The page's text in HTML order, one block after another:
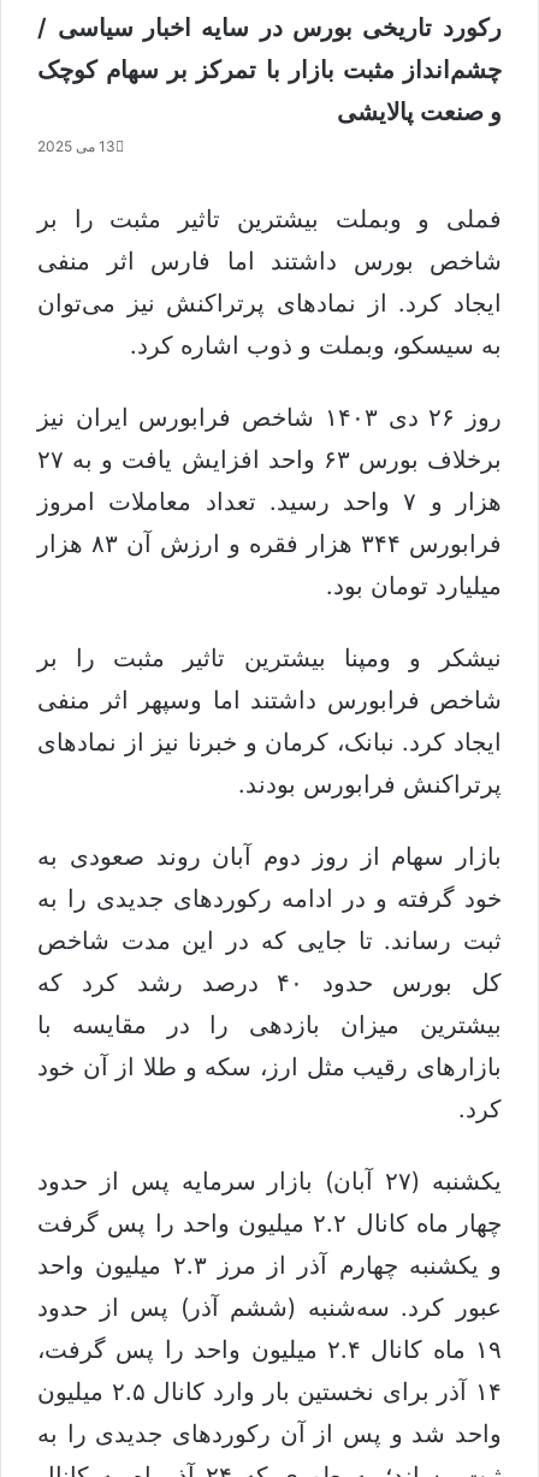
رکورد تاریخی بورس در سایه اخبار سیاسی /
چشم‌انداز مثبت بازار با تمرکز بر سهام کوچک
و صنعت پالایشی
13 می 2025
فملی و وبملت بیشترین تاثیر مثبت را بر
شاخص بورس داشتند اما فارس اثر منفی
ایجاد کرد. از نمادهای پرتراکنش نیز می‌توان
به سیسکو، وبملت و ذوب اشاره کرد.
روز ۲۶ دی ۱۴۰۳ شاخص فرابورس ایران نیز
برخلاف بورس ۶۳ واحد افزایش یافت و به ۲۷
هزار و ۷ واحد رسید. تعداد معاملات امروز
فرابورس ۳۴۴ هزار فقره و ارزش آن ۸۳ هزار
میلیارد تومان بود.
نیشکر و ومپنا بیشترین تاثیر مثبت را بر
شاخص فرابورس داشتند اما وسپهر اثر منفی
ایجاد کرد. نبانک، کرمان و خبرنا نیز از نمادهای
پرتراکنش فرابورس بودند.
بازار سهام از روز دوم آبان روند صعودی به
خود گرفته و در ادامه رکوردهای جدیدی را به
ثبت رساند. تا جایی که در این مدت شاخص
کل بورس حدود ۴۰ درصد رشد کرد که
بیشترین میزان بازدهی را در مقایسه با
بازارهای رقیب مثل ارز، سکه و طلا از آن خود
کرد.
یکشنبه (۲۷ آبان) بازار سرمایه پس از حدود
چهار ماه کانال ۲.۲ میلیون واحد را پس گرفت
و یکشنبه چهارم آذر از مرز ۲.۳ میلیون واحد
عبور کرد. سه‌شنبه (ششم آذر) پس از حدود
۱۹ ماه کانال ۲.۴ میلیون واحد را پس گرفت،
۱۴ آذر برای نخستین بار وارد کانال ۲.۵ میلیون
واحد شد و پس از آن رکوردهای جدیدی را به